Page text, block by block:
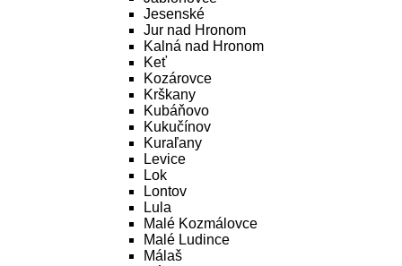
Jesenské
Jur nad Hronom
Kalná nad Hronom
Keť
Kozárovce
Krškany
Kubáňovo
Kukučínov
Kuraľany
Levice
Lok
Lontov
Lula
Malé Kozmálovce
Malé Ludince
Málaš